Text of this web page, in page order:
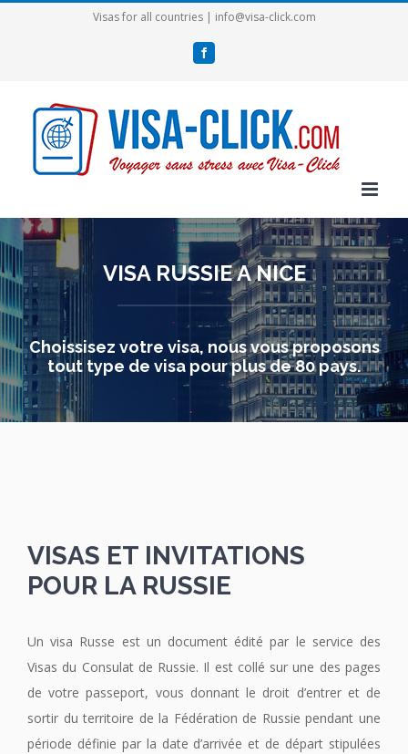
Visas for all countries | info@visa-click.com
VISA RUSSIE A NICE
Choissisez votre visa, nous vous proposons
tout type de visa pour plus de 80 pays.
VISAS ET INVITATIONS
POUR LA RUSSIE
Un visa Russe est un document édité par le service des
Visas du Consulat de Russie. Il est collé sur une des pages
de votre passeport, vous donnant le droit d’entrer et de
sortir du territoire de la Fédération de Russie pendant une
période définie par la date d’arrivée et de départ stipulées